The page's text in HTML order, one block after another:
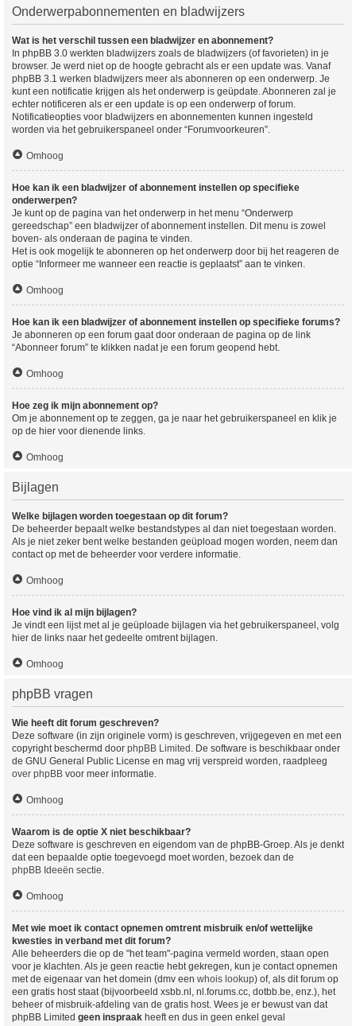
Onderwerpabonnementen en bladwijzers
Wat is het verschil tussen een bladwijzer en abonnement?
In phpBB 3.0 werkten bladwijzers zoals de bladwijzers (of favorieten) in je
browser. Je werd niet op de hoogte gebracht als er een update was. Vanaf
phpBB 3.1 werken bladwijzers meer als abonneren op een onderwerp. Je
kunt een notificatie krijgen als het onderwerp is geüpdate. Abonneren zal je
echter notificeren als er een update is op een onderwerp of forum.
Notificatieopties voor bladwijzers en abonnementen kunnen ingesteld
worden via het gebruikerspaneel onder “Forumvoorkeuren”.
Omhoog
Hoe kan ik een bladwijzer of abonnement instellen op specifieke
onderwerpen?
Je kunt op de pagina van het onderwerp in het menu “Onderwerp
gereedschap” een bladwijzer of abonnement instellen. Dit menu is zowel
boven- als onderaan de pagina te vinden.
Het is ook mogelijk te abonneren op het onderwerp door bij het reageren de
optie “Informeer me wanneer een reactie is geplaatst” aan te vinken.
Omhoog
Hoe kan ik een bladwijzer of abonnement instellen op specifieke forums?
Je abonneren op een forum gaat door onderaan de pagina op de link
“Abonneer forum” te klikken nadat je een forum geopend hebt.
Omhoog
Hoe zeg ik mijn abonnement op?
Om je abonnement op te zeggen, ga je naar het gebruikerspaneel en klik je
op de hier voor dienende links.
Omhoog
Bijlagen
Welke bijlagen worden toegestaan op dit forum?
De beheerder bepaalt welke bestandstypes al dan niet toegestaan worden.
Als je niet zeker bent welke bestanden geüpload mogen worden, neem dan
contact op met de beheerder voor verdere informatie.
Omhoog
Hoe vind ik al mijn bijlagen?
Je vindt een lijst met al je geüploade bijlagen via het gebruikerspaneel, volg
hier de links naar het gedeelte omtrent bijlagen.
Omhoog
phpBB vragen
Wie heeft dit forum geschreven?
Deze software (in zijn originele vorm) is geschreven, vrijgegeven en met een
copyright beschermd door phpBB Limited . De software is beschikbaar onder
de GNU General Public License en mag vrij verspreid worden, raadpleeg
over phpBB voor meer informatie.
Omhoog
Waarom is de optie X niet beschikbaar?
Deze software is geschreven en eigendom van de phpBB-Groep. Als je denkt
dat een bepaalde optie toegevoegd moet worden, bezoek dan de
phpBB Ideeën sectie.
Omhoog
Met wie moet ik contact opnemen omtrent misbruik en/of wettelijke
kwesties in verband met dit forum?
Alle beheerders die op de "het team"-pagina vermeld worden, staan open
voor je klachten. Als je geen reactie hebt gekregen, kun je contact opnemen
met de eigenaar van het domein (dmv een whois lookup) of, als dit forum op
een gratis host staat (bijvoorbeeld xsbb.nl, nl.forums.cc, dotbb.be, enz.), het
beheer of misbruik-afdeling van de gratis host. Wees je er bewust van dat
phpBB Limited geen inspraak heeft en dus in geen enkel geval